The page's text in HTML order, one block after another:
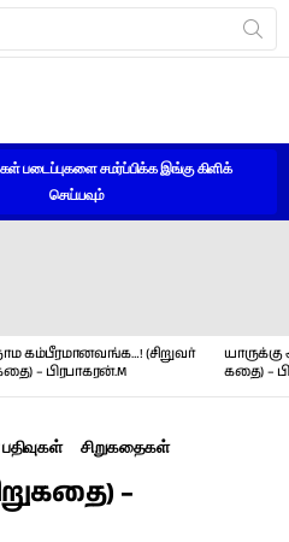
படைப்புகளை சமர்ப்பிக்க இங்கு கிளிக்
செய்யவும்
கம்பீரமானவங்க…! (சிறுவர்
– பிரபாகரன்.M
யாருக்கு
கதை) –
சிறுகதைகள்
–